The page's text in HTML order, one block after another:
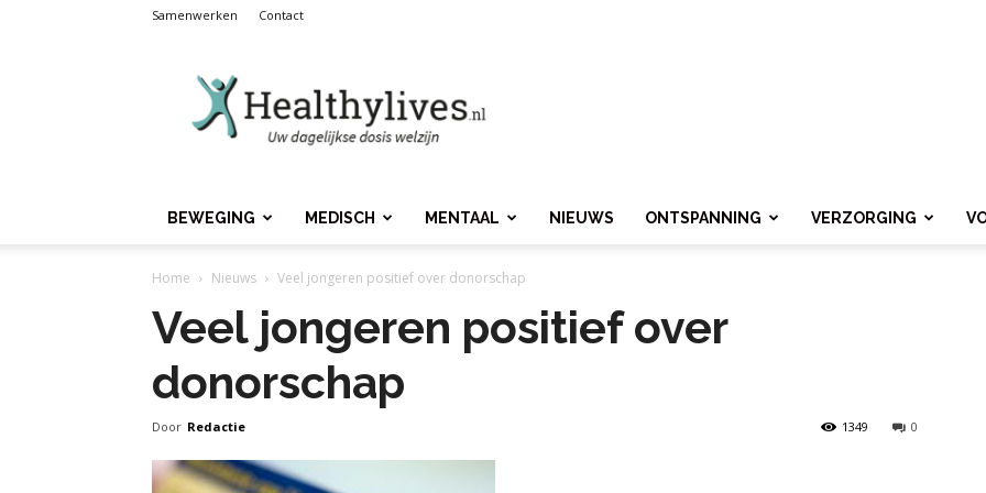
Samenwerken Contact
BEWEGING MEDISCH MENTAAL NIEUWS ONTSPANNING VERZORGING
Home Nieuws Veel jongeren positief over donorschap
Veel jongeren positief over
donorschap
Door Redactie 0
1349